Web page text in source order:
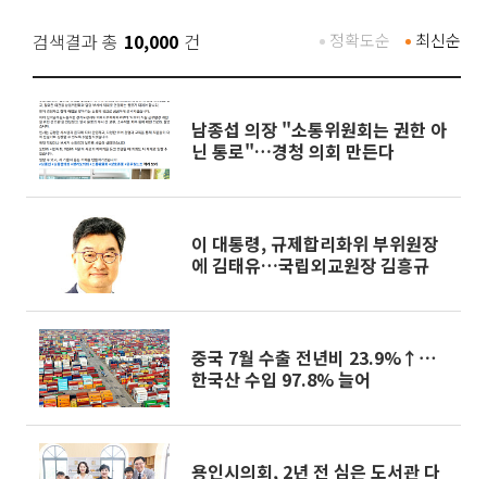
검색결과 총 10,000 건 최신순
정확도순
남종섭 의장 "소통위원회는 권한 아
닌 통로"…경청 의회 만든다
이 대통령, 규제합리화위 부위원장
에 김태유…국립외교원장 김흥규
중국 7월 수출 전년비 23.9%↑⋯
한국산 수입 97.8% 늘어
용인시의회, 2년 전 심은 도서관 다